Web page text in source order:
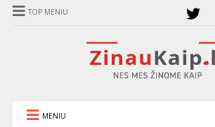
TOP MENIU
MENIU